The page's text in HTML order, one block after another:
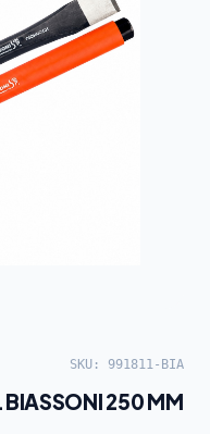
SKU: 991811-BIA
250 MM